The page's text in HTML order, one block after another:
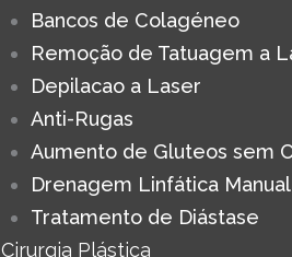
Bancos de Colagéneo
Remoção de Tatuagem a
Depilacao a Laser
Anti-Rugas
Aumento de Gluteos sem
Drenagem Linfática Manual
Tratamento de Diástase
Cirurgia Plástica